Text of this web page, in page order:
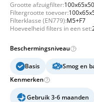
Grootte afzuigfilter:
Filtergrootte toevoer:
Filterklasse (EN779):M5+F7
Hoeveelheid filters in een set:
Beschermingsniveau
Basis Smog en
Kenmerken
Gebruik 3-6 maanden